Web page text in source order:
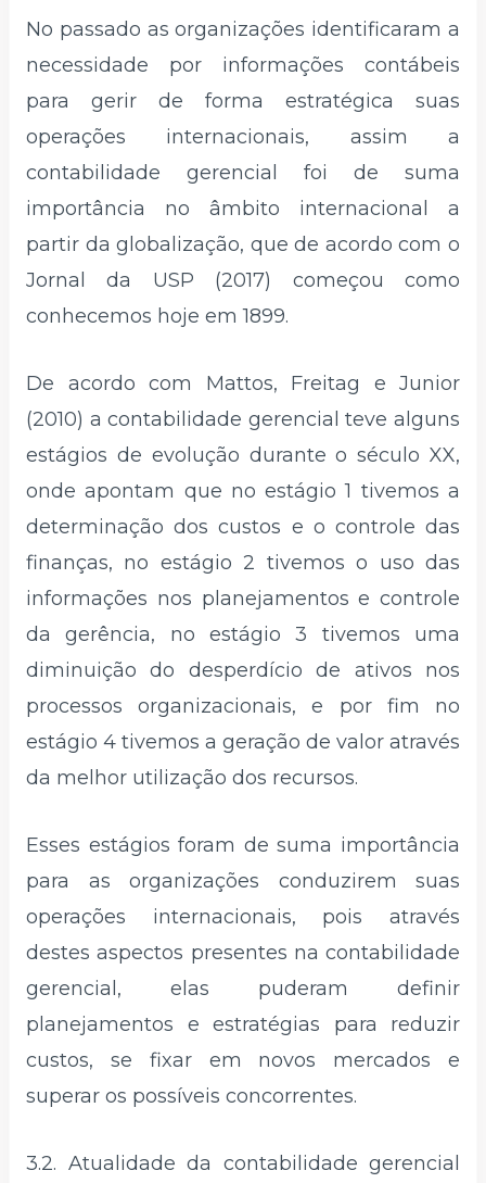
No passado as organizações identificaram a
necessidade por informações contábeis
para gerir de forma estratégica suas
operações internacionais, assim a
contabilidade gerencial foi de suma
importância no âmbito internacional a
partir da globalização, que de acordo com o
Jornal da USP (2017) começou como
conhecemos hoje em 1899.
De acordo com Mattos, Freitag e Junior
(2010) a contabilidade gerencial teve alguns
estágios de evolução durante o século XX,
onde apontam que no estágio 1 tivemos a
determinação dos custos e o controle das
finanças, no estágio 2 tivemos o uso das
informações nos planejamentos e controle
da gerência, no estágio 3 tivemos uma
diminuição do desperdício de ativos nos
processos organizacionais, e por fim no
estágio 4 tivemos a geração de valor através
da melhor utilização dos recursos.
Esses estágios foram de suma importância
para as organizações conduzirem suas
operações internacionais, pois através
destes aspectos presentes na contabilidade
gerencial, elas puderam definir
planejamentos e estratégias para reduzir
custos, se fixar em novos mercados e
superar os possíveis concorrentes.
3.2. Atualidade da contabilidade gerencial